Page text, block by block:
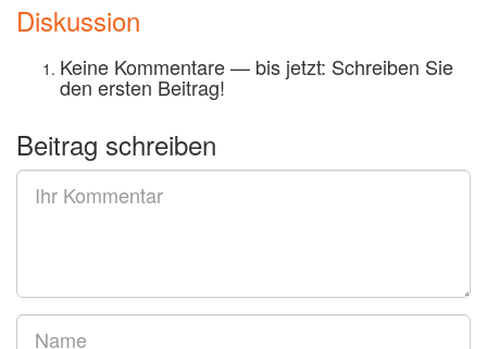
Diskussion
Keine Kommentare — bis jetzt: Schreiben Sie
den ersten Beitrag!
Beitrag schreiben